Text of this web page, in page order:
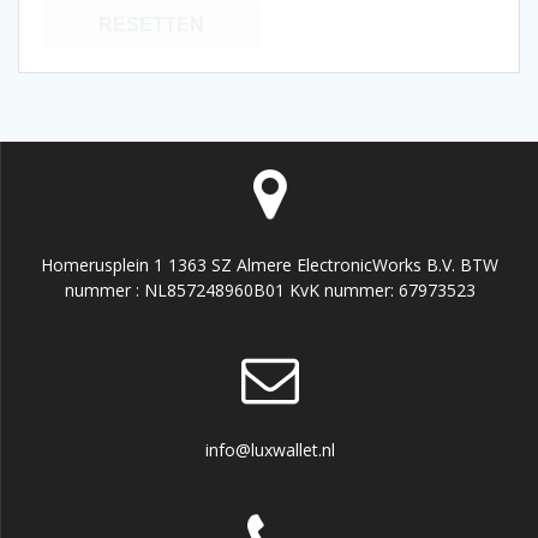
Homerusplein 1 1363 SZ Almere ElectronicWorks B.V. BTW
nummer : NL857248960B01 KvK nummer: 67973523
info@luxwallet.nl